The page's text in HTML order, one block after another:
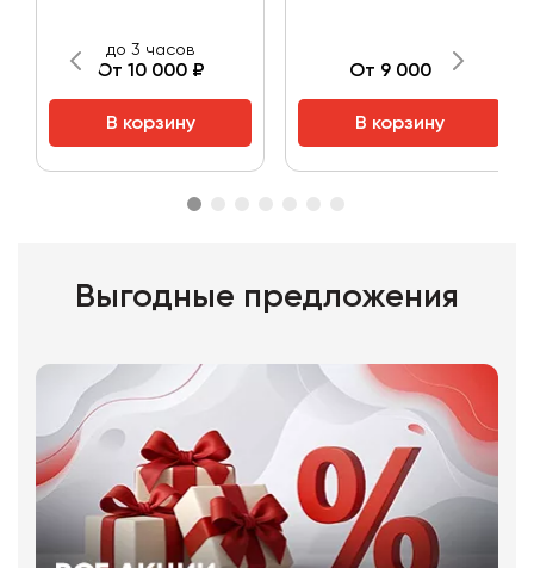
до 3 часов
От 10 000 ₽
В корзину
От 9 000 ₽
В корзину
Выгодные предложения